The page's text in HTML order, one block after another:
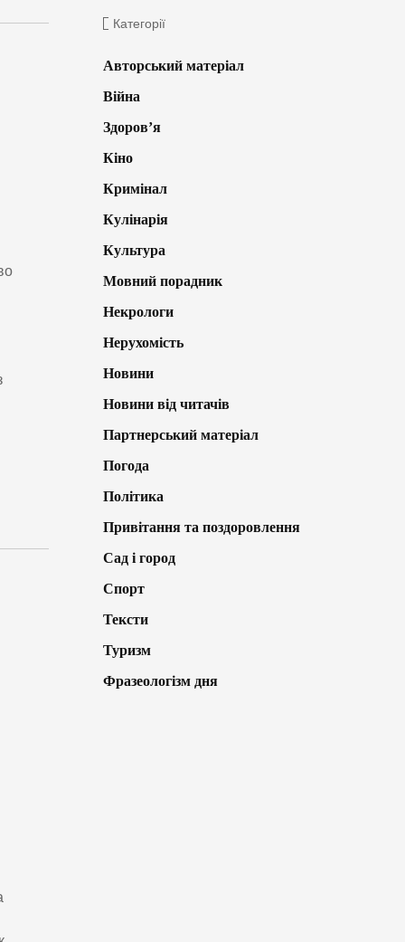
Категорії
Авторський матеріал
Війна
Здоров’я
Кіно
Кримінал
Кулінарія
Культура
Мовний порадник
Некрологи
Нерухомість
Новини
Новини від читачів
Партнерський матеріал
Погода
Політика
Привітання та поздоровлення
Сад і город
Спорт
Тексти
Туризм
Фразеологізм дня